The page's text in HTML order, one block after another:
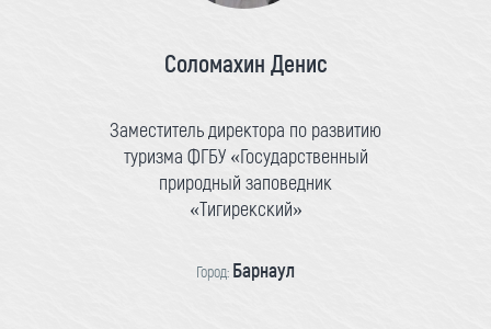
Соломахин Денис
Заместитель директора по развитию
туризма ФГБУ «Государственный
природный заповедник
«Тигирекский»
Город: Барнаул